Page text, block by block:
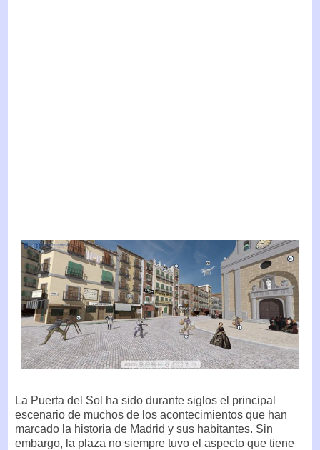
La Puerta del Sol ha sido durante siglos el principal
escenario de muchos de los acontecimientos que han
marcado la historia de Madrid y sus habitantes. Sin
embargo, la plaza no siempre tuvo el aspecto que tiene